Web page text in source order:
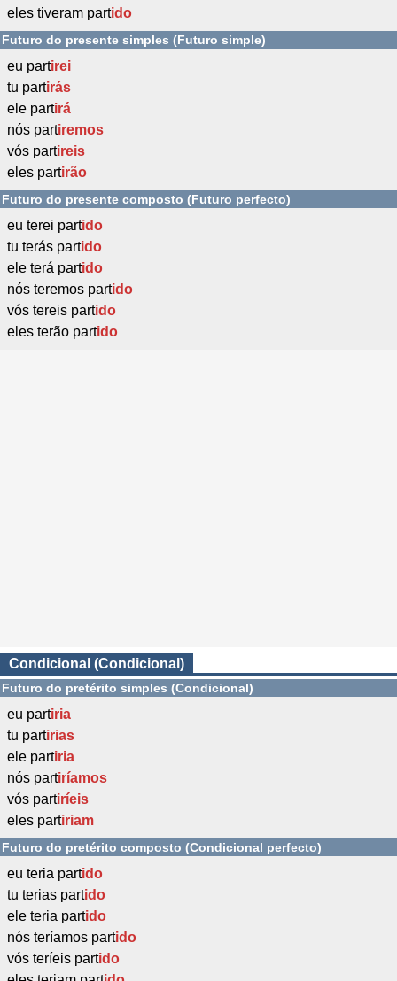
eles tiveram partido
Futuro do presente simples (Futuro simple)
eu partirei
tu partirás
ele partirá
nós partiremos
vós partireis
eles partirão
Futuro do presente composto (Futuro perfecto)
eu terei partido
tu terás partido
ele terá partido
nós teremos partido
vós tereis partido
eles terão partido
Condicional (Condicional)
Futuro do pretérito simples (Condicional)
eu partiria
tu partirias
ele partiria
nós partiríamos
vós partiríeis
eles partiriam
Futuro do pretérito composto (Condicional perfecto)
eu teria partido
tu terias partido
ele teria partido
nós teríamos partido
vós teríeis partido